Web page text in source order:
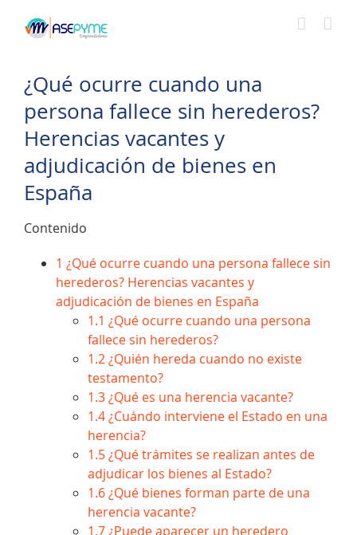
¿Qué ocurre cuando una
persona fallece sin herederos?
Herencias vacantes y
adjudicación de bienes en
España
Contenido
1 ¿Qué ocurre cuando una persona fallece sin
herederos? Herencias vacantes y
adjudicación de bienes en España
1.1 ¿Qué ocurre cuando una persona
fallece sin herederos?
1.2¿Quién hereda cuando no existe
testamento?
1.3¿Qué es una herencia vacante?
1.4¿Cuándo interviene el Estado en una
herencia?
1.5¿Qué trámites se realizan antes de
adjudicar los bienes al Estado?
1.6¿Qué bienes forman parte de una
herencia vacante?
1.7¿Puede aparecer un heredero